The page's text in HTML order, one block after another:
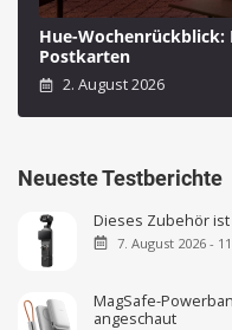
Hue-
Postkarten
2. August 2026
Neueste Testberichte
Dieses Zubehör
7. August 2026 -
MagSafe-
angeschaut